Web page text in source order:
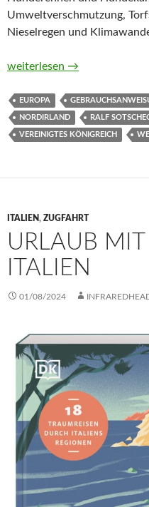
Umweltverschmutzung,
Nieselregen und
Gebrauchsanweisung für
weiterlesen →
EUROPA
NORDIRLAND RALF
VEREINIGTES KÖNIGREICH
ITALIEN, ZUGFAHRT
URLAUB
ITALIEN
01/08/2024